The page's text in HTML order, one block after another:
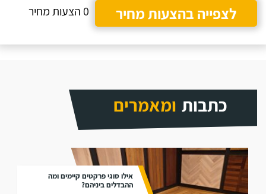
לצפייה בהצעות מחיר
0 הצעות מחיר
כתבות ומאמרים
אילו סוגי פרקטים קיימים ומה
ההבדלים ביניהם?